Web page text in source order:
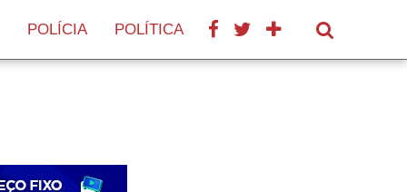
header.phpon line106
POLÍCIA POLÍTICA SAÚDE TURISMO